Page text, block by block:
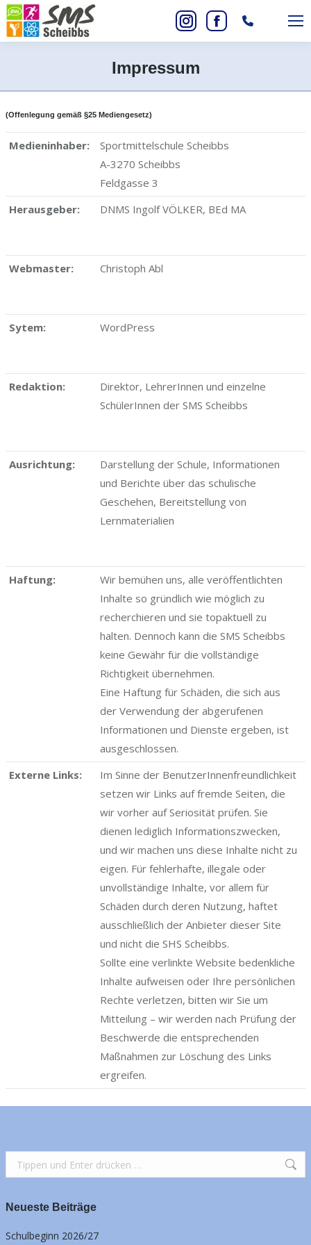
Instagram
opens
in
window
Facebook
in
window
Search:
Impressum
Sie befinden sich hier:
(Offenlegung gemäß §25 Mediengesetz)
Medieninhaber:
Sportmittelschule Scheibbs
A-3270 Scheibbs
Feldgasse 3
Herausgeber:
DNMS Ingolf VÖLKER, BEd MA
Webmaster: Christoph Abl
Sytem: WordPress
Redaktion:
Direktor, LehrerInnen und einzelne
SchülerInnen der SMS Scheibbs
Ausrichtung:
Darstellung der Schule, Informationen
und Berichte über das schulische
Geschehen, Bereitstellung von
Lernmaterialien
Haftung:
Wir bemühen uns, alle veröffentlichten
Inhalte so gründlich wie möglich zu
recherchieren und sie topaktuell zu
halten. Dennoch kann die SMS Scheibbs
keine Gewähr für die vollständige
Richtigkeit übernehmen.
Eine Haftung für Schäden, die sich aus
der Verwendung der abgerufenen
Informationen und Dienste ergeben, ist
ausgeschlossen.
Externe Links:
Im Sinne der BenutzerInnenfreundlichkeit
setzen wir Links auf fremde Seiten, die
wir vorher auf Seriosität prüfen. Sie
dienen lediglich Informationszwecken,
und wir machen uns diese Inhalte nicht zu
eigen. Für fehlerhafte, illegale oder
unvollständige Inhalte, vor allem für
Schäden durch deren Nutzung, haftet
ausschließlich der Anbieter dieser Site
und nicht die SHS Scheibbs.
Sollte eine verlinkte Website bedenkliche
Inhalte aufweisen oder Ihre persönlichen
Rechte verletzen, bitten wir Sie um
Mitteilung – wir werden nach Prüfung der
Beschwerde die entsprechenden
Maßnahmen zur Löschung des Links
ergreifen.
Search:
Neueste Beiträge
Schulbeginn 2026/27